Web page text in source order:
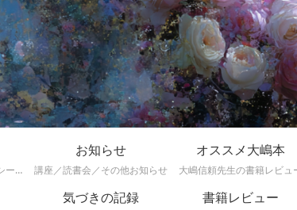
口コミ、キャンセルポリシーなど
お知らせ
講座／読書会／その他お知らせ
オススメ大嶋本
大嶋信頼先生の書籍レビュ
気づきの記録
書籍レビュー